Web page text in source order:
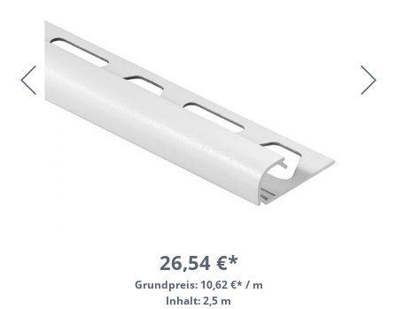
26,54 €*
Grundpreis: 10,62 €* / m
Inhalt: 2,5 m